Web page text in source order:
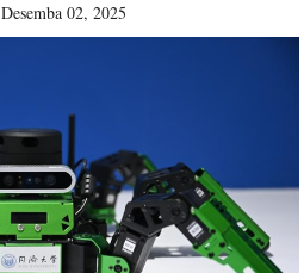
Desemba 02, 2025